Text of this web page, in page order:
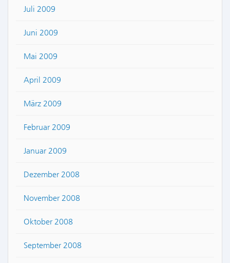
Juli 2009
Juni 2009
Mai 2009
April 2009
März 2009
Februar 2009
Januar 2009
Dezember 2008
November 2008
Oktober 2008
September 2008